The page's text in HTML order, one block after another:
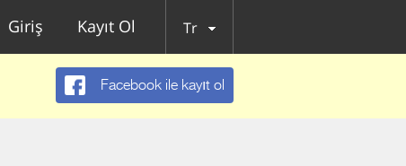
Giriş Kayıt Ol Tr
Facebook ile kayıt ol